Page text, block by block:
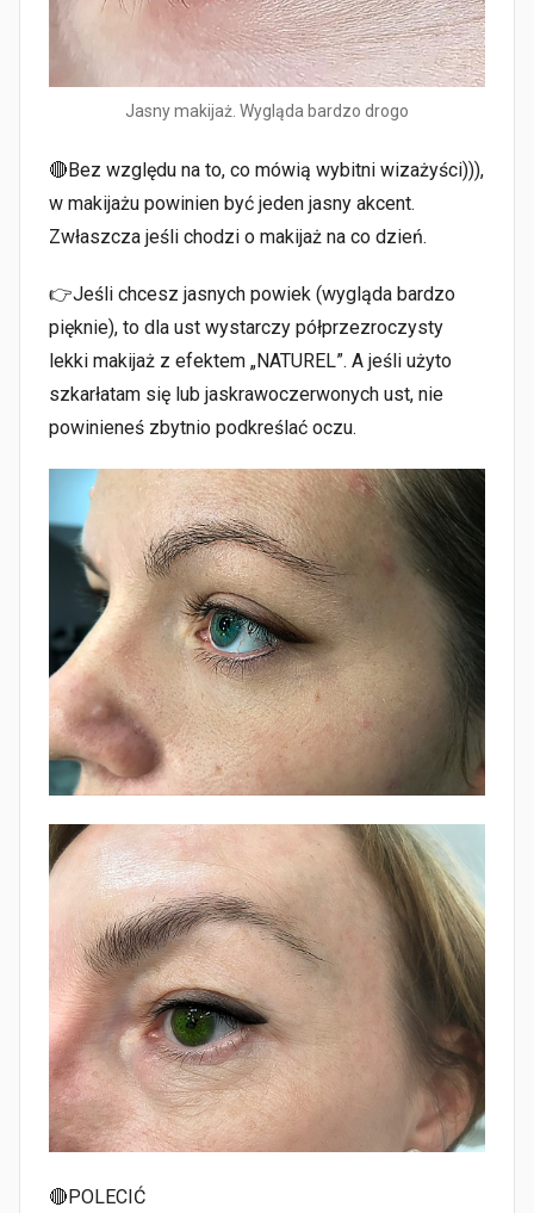
Jasny makijaż. Wygląda bardzo drogo
🔴Bez względu na to, co mówią wybitni wizażyści))),
w makijażu powinien być jeden jasny akcent.
Zwłaszcza jeśli chodzi o makijaż na co dzień.
👉Jeśli chcesz jasnych powiek (wygląda bardzo
pięknie), to dla ust wystarczy półprzezroczysty
lekki makijaż z efektem „NATUREL”. A jeśli użyto
szkarłatam się lub jaskrawoczerwonych ust, nie
powinieneś zbytnio podkreślać oczu.
🔴POLECIĆ